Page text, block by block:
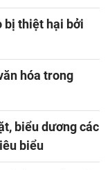
bị thiệt hại bởi
hóa trong
biểu dương các
biểu